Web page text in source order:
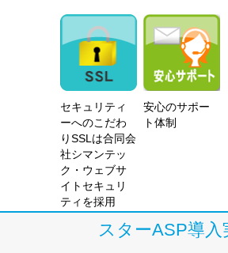
セキュリティ
ーへのこだわ
りSSLは合同会
社シマンテッ
ク・ウェブサ
イトセキュリ
ティを採用
安心のサポー
ト体制
スターASP導入